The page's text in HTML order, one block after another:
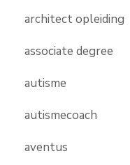
architect opleiding
associate degree
autisme
autismecoach
aventus